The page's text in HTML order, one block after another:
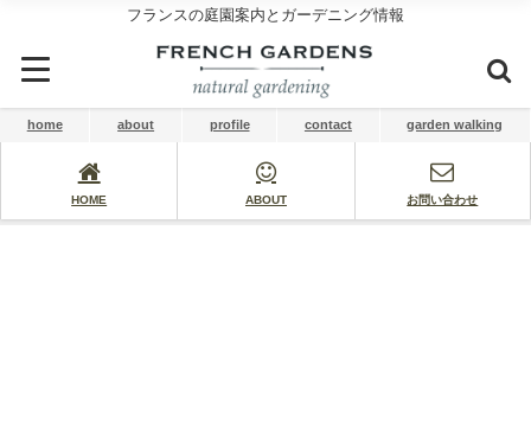
フランスの庭園案内とガーデニング情報
home about profile contact garden walking
HOME ABOUT お問い合わせ